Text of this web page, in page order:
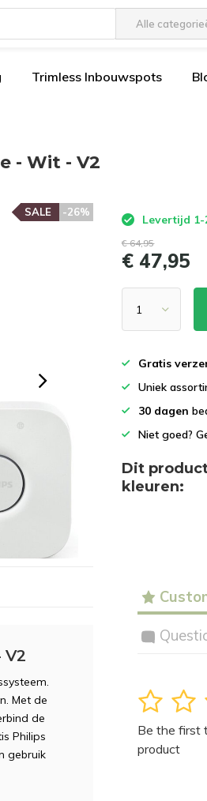
Alle
Trimless Inbouwspots
- Wit - V2
-26%
SALE
Levertijd
€ 64,95
€ 47,95
Gratis
Uniek
30 dagen
Niet goed?
Dit
kleuren:
V2
Met de
de
Philips
gebruik
2
1
Be the first
product